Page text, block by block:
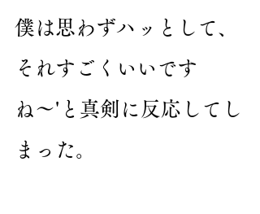
僕は思わずハッとして、
それすごくいいです
ね〜'と真剣に反応してし
まった。